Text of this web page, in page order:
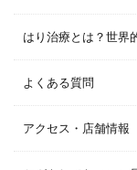
はり治療とは？世界
よくある質問
アクセス・店舗情報